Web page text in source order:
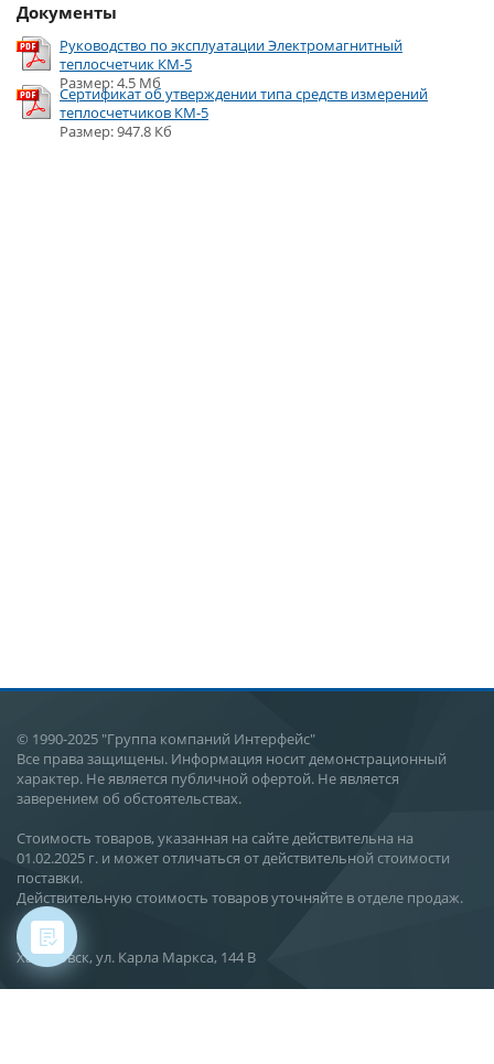
Документы
Руководство по эксплуатации Электромагнитный
теплосчетчик КМ-5
Размер: 4.5 Мб
Сертификат об утверждении типа средств измерений
теплосчетчиков КМ-5
Размер: 947.8 Кб
© 1990-2025 "Группа компаний Интерфейс"
Все права защищены. Информация носит демонстрационный
характер. Не является публичной офертой. Не является
заверением об обстоятельствах.
Стоимость товаров, указанная на сайте действительна на
01.02.2025 г. и может отличаться от действительной стоимости
поставки.
Действительную стоимость товаров уточняйте в отделе продаж.
Хабаровск, ул. Карла Маркса, 144 В